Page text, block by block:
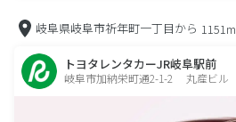
岐阜県岐阜市祈年町一丁目から 1151m
トヨタレンタカーJR岐阜駅前
岐阜市加納栄町通2-1-2 丸産ビル